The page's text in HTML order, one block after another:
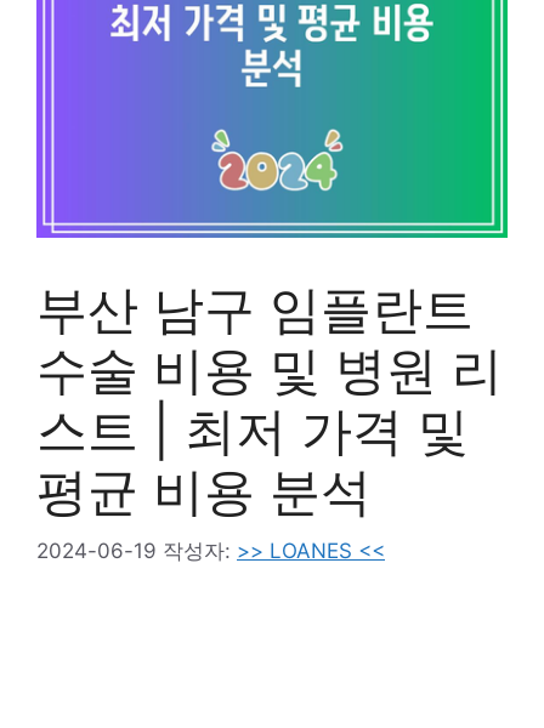
부산 남구 임플란트
수술 비용 및 병원 리
스트 | 최저 가격 및
평균 비용 분석
2024-06-19 작성자: >> LOANES <<